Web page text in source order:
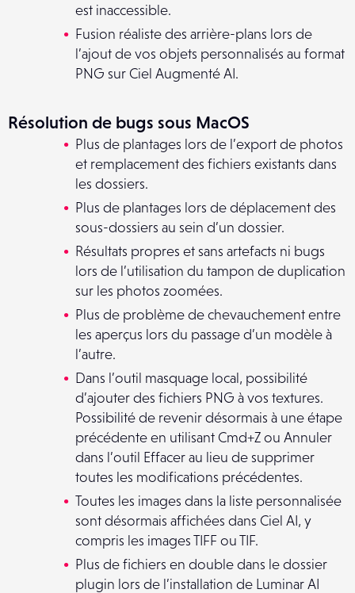
est inaccessible.
Fusion réaliste des arrière-plans lors de
l’ajout de vos objets personnalisés au format
PNG sur Ciel Augmenté AI.
Résolution de bugs sous MacOS
Plus de plantages lors de l’export de photos
et remplacement des fichiers existants dans
les dossiers.
Plus de plantages lors de déplacement des
sous-dossiers au sein d’un dossier.
Résultats propres et sans artefacts ni bugs
lors de l’utilisation du tampon de duplication
sur les photos zoomées.
Plus de problème de chevauchement entre
les aperçus lors du passage d’un modèle à
l’autre.
Dans l’outil masquage local, possibilité
d’ajouter des fichiers PNG à vos textures.
Possibilité de revenir désormais à une étape
précédente en utilisant Cmd+Z ou Annuler
dans l’outil Effacer au lieu de supprimer
toutes les modifications précédentes.
Toutes les images dans la liste personnalisée
sont désormais affichées dans Ciel AI, y
compris les images TIFF ou TIF.
Plus de fichiers en double dans le dossier
plugin lors de l’installation de Luminar AI